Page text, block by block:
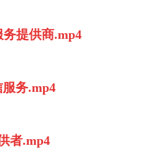
提供商.mp4
服务.mp4
者.mp4